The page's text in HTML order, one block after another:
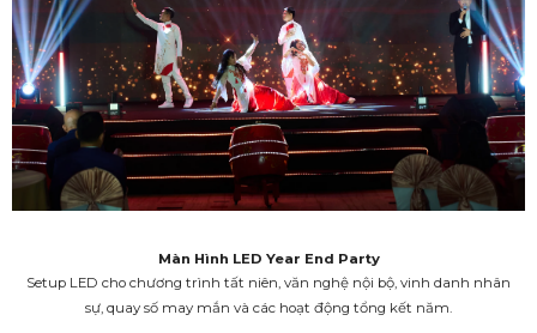
Màn Hình LED Year End Party
Setup LED cho chương trình tất niên, văn nghệ nội bộ, vinh danh nhân
sự, quay số may mắn và các hoạt động tổng kết năm.